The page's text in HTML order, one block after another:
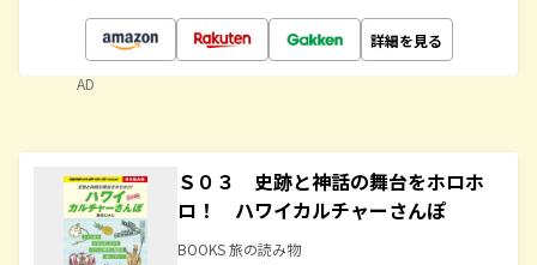
詳細を見る
AD
Ｓ０３ 史跡と神話の舞台をホロホ
ロ！ ハワイカルチャーさんぽ
BOOKS 旅の読み物